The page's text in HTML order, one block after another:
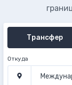
Трансфер
Откуда